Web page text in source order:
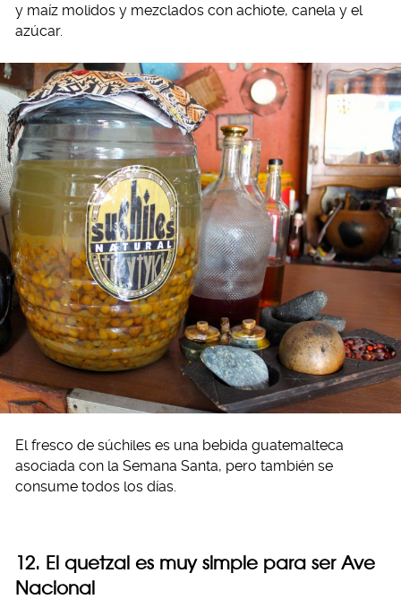
y maíz molidos y mezclados con achiote, canela y el
azúcar.
El fresco de súchiles es una bebida guatemalteca
asociada con la Semana Santa, pero también se
consume todos los días.
12. El quetzal es muy simple para ser Ave
Nacional